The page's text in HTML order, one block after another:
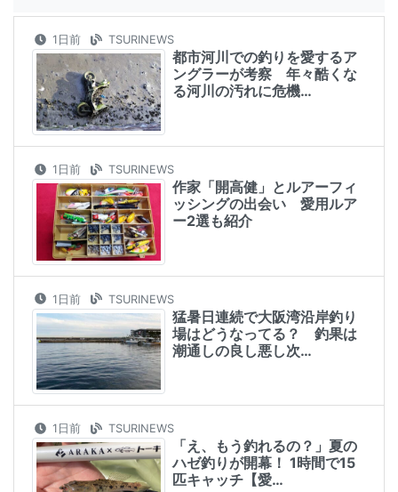
1日前 TSURINEWS
都市河川での釣りを愛するア
ングラーが考察 年々酷くな
る河川の汚れに危機…
1日前 TSURINEWS
作家「開高健」とルアーフィ
ッシングの出会い 愛用ルア
ー2選も紹介
1日前 TSURINEWS
猛暑日連続で大阪湾沿岸釣り
場はどうなってる？ 釣果は
潮通しの良し悪し次…
1日前 TSURINEWS
「え、もう釣れるの？」夏の
ハゼ釣りが開幕！ 1時間で15
匹キャッチ【愛…